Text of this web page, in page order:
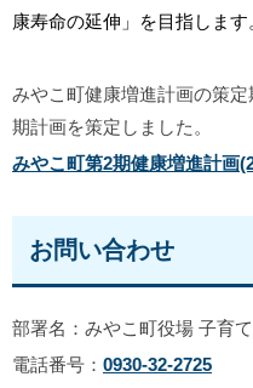
康寿命の延伸」を目指します
みやこ町健康増進計画の策
期計画を策定しました。
みやこ町第2期健康増進計画
お問い合わせ
部署名：みやこ町役場 子育
電話番号： 0930-32-2725